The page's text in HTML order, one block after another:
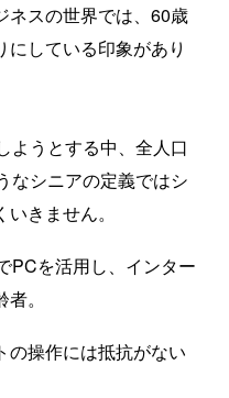
ネスの世界では、60歳
している印象があり
ようとする中、全人口
なシニアの定義ではシ
きません。
PCを活用し、インター
。
の操作には抵抗がない